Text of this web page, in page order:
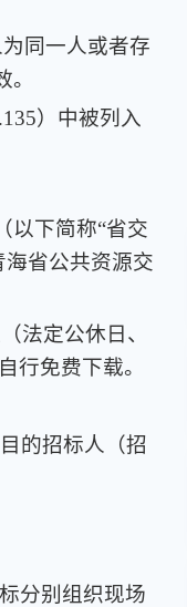
同一人或者存
）中被列入
以下简称“省交
省公共资源交
法定公休日、
行免费下载。
的招标人（招
分别组织现场